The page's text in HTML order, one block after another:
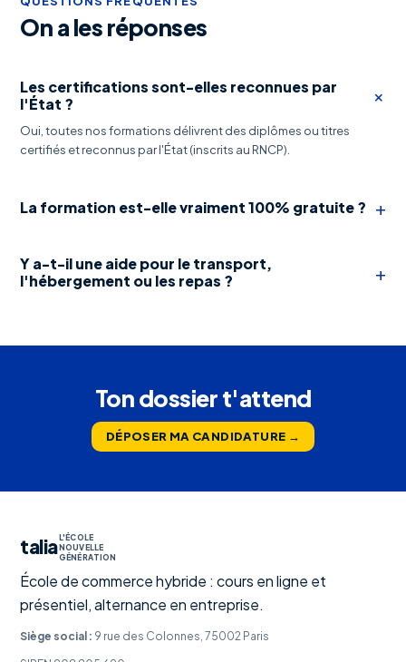
On a les réponses
Les certifications sont-elles reconnues par
l'État ?
+
Oui, toutes nos formations délivrent des diplômes ou titres
certifiés et reconnus par l'État (inscrits au RNCP).
La formation est-elle vraiment 100% gratuite ? +
Y a-t-il une aide pour le transport,
l'hébergement ou les repas ?
+
Ton dossier t'attend
DÉPOSER MA CANDIDATURE →
taliaL'ÉCOLE
NOUVELLE
GÉNÉRATION
École de commerce hybride : cours en ligne et
présentiel, alternance en entreprise.
Siège social : 9 rue des Colonnes, 75002 Paris